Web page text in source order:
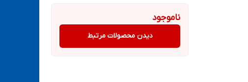
ناموجود
دیدن محصولات مرتبط